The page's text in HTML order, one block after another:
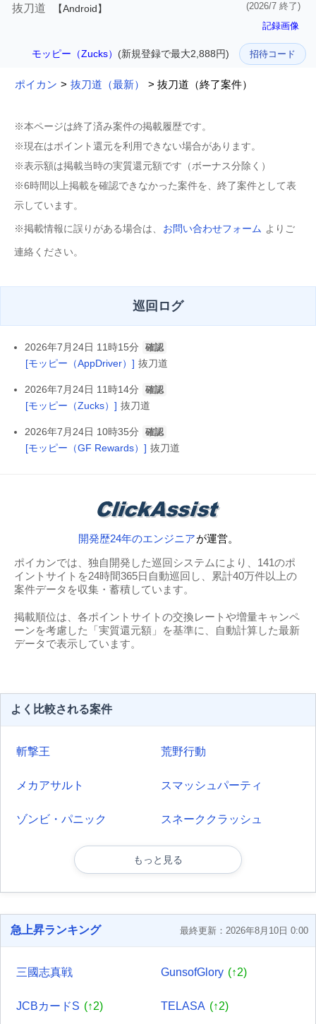
抜刀道 【Android】
(2026/7 終了)
記録画像
モッピー（Zucks） (新規登録で最大2,888円) 招待コード
ポイカン > 抜刀道（最新） > 抜刀道（終了案件）
※本ページは終了済み案件の掲載履歴です。
※現在はポイント還元を利用できない場合があります。
※表示額は掲載当時の実質還元額です（ボーナス分除く）
※6時間以上掲載を確認できなかった案件を、終了案件として表
示しています。
※掲載情報に誤りがある場合は、 お問い合わせフォーム よりご
連絡ください。
巡回ログ
2026年7月24日 11時15分 確認
[モッピー（AppDriver）] 抜刀道
2026年7月24日 11時14分 確認
[モッピー（Zucks）] 抜刀道
2026年7月24日 10時35分 確認
[モッピー（GF Rewards）] 抜刀道
開発歴24年のエンジニアが運営。
ポイカンでは、独自開発した巡回システムにより、141のポ
イントサイトを24時間365日自動巡回し、累計40万件以上の
案件データを収集・蓄積しています。
掲載順位は、各ポイントサイトの交換レートや増量キャンペ
ーンを考慮した「実質還元額」を基準に、自動計算した最新
データで表示しています。
よく比較される案件
斬撃王 荒野行動
メカアサルト スマッシュパーティ
ゾンビ・パニック スネーククラッシュ
もっと見る
急上昇ランキング 最終更新：2026年8月10日 0:00
三國志真戦 GunsofGlory (↑2)
JCBカードS (↑2) TELASA (↑2)